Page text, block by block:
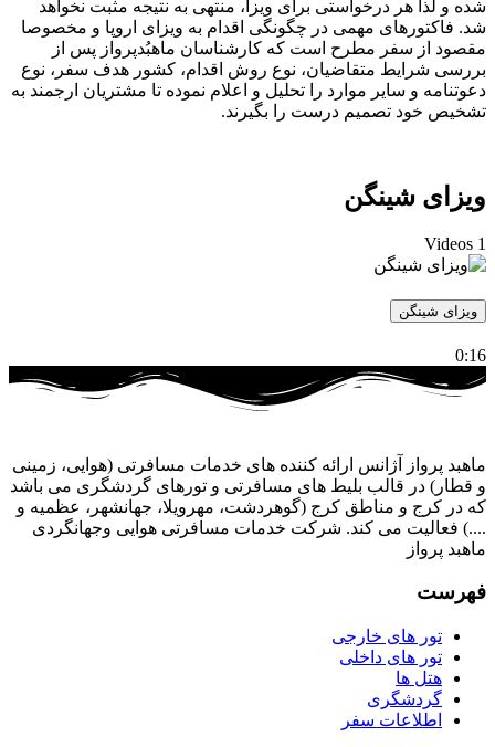
شده و لذا هر درخواستی برای ویزا، منتهی به نتیجه مثبت نخواهد
شد. فاکتورهای مهمی در چگونگی اقدام به ویزای اروپا و مخصوصا
مقصود از سفر مطرح است که کارشناسان ماهبُدپرواز پس از
بررسی شرایط متقاضیان، نوع روش اقدام، کشور هدف سفر، نوع
دعوتنامه و سایر موارد را تحلیل و اعلام نموده تا مشتریان ارجمند به
تشخیص خود تصمیم درست را بگیرند.
ویزای شینگن
1 Videos
ویزای شینگن
0:16
ماهبد پرواز آژانس ارائه کننده های خدمات مسافرتی (هوایی، زمینی
و قطار) در قالب بلیط های مسافرتی و تورهای گردشگری می باشد
که در کرج و مناطق کرج (گوهردشت، مهرویلا، جهانشهر، عظمیه و
....) فعالیت می کند. شرکت خدمات مسافرتی هوایی وجهانگردی
ماهبد پرواز
فهرست
تور های خارجی
تور های داخلی
هتل ها
گردشگری
اطلاعات سفر